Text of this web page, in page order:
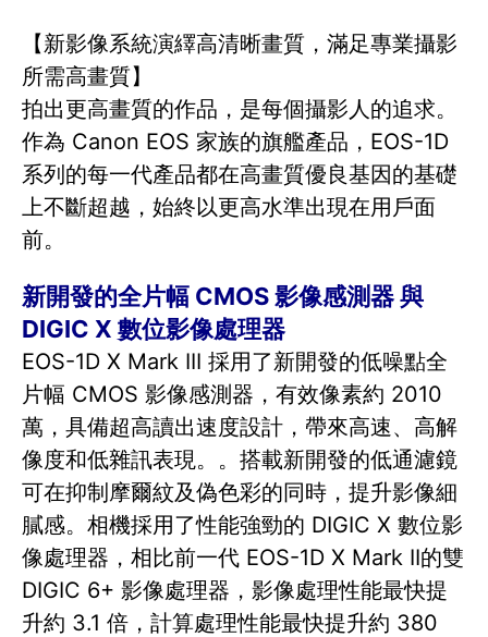
【新影像系統演繹高清晰畫質，滿足專業攝影
所需高畫質】
拍出更高畫質的作品，是每個攝影人的追求。
作為 Canon EOS 家族的旗艦產品，EOS-1D
系列的每一代產品都在高畫質優良基因的基礎
上不斷超越，始終以更高水準出現在用戶面
前。
新開發的全片幅 CMOS 影像感測器 與
DIGIC X 數位影像處理器
EOS-1D X Mark III 採用了新開發的低噪點全
片幅 CMOS 影像感測器，有效像素約 2010
萬，具備超高讀出速度設計，帶來高速、高解
像度和低雜訊表現。。搭載新開發的低通濾鏡
可在抑制摩爾紋及偽色彩的同時，提升影像細
膩感。相機採用了性能強勁的 DIGIC X 數位影
像處理器，相比前一代 EOS-1D X Mark II的雙
DIGIC 6+ 影像處理器，影像處理性能最快提
升約 3.1 倍，計算處理性能最快提升約 380